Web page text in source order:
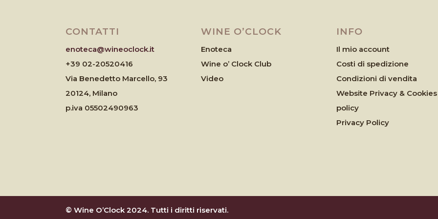
CONTATTI
enoteca@wineoclock.it
+39 02-20520416
Via Benedetto Marcello, 93
20124, Milano
p.iva 05502490963
WINE O’CLOCK
Enoteca
Wine o’ Clock Club
Video
INFO
Il mio account
Costi di spedizione
Condizioni di vendita
Website Privacy & Cookies
policy
Privacy Policy
© Wine O’Clock 2024. Tutti i diritti riservati.